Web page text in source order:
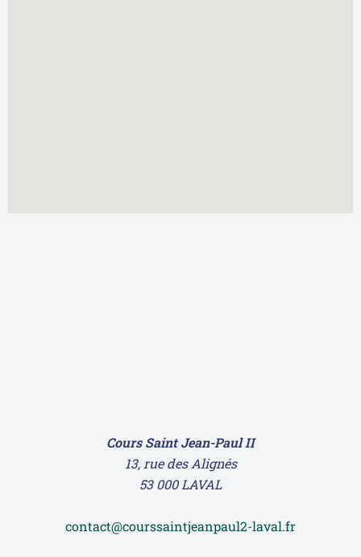
Cours Saint Jean-Paul II
13, rue des Alignés
53 000 LAVAL
contact@courssaintjeanpaul2-laval.fr